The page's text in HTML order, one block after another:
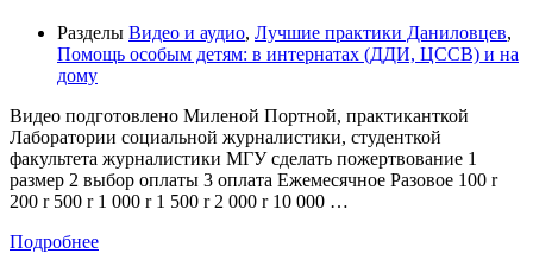
Разделы Видео и аудио, Лучшие практики Даниловцев,
Помощь особым детям: в интернатах (ДДИ, ЦССВ) и на
дому
Видео подготовлено Миленой Портной, практиканткой
Лаборатории социальной журналистики, студенткой
факультета журналистики МГУ сделать пожертвование 1
размер 2 выбор оплаты 3 оплата Ежемесячное Разовое 100 r
200 r 500 r 1 000 r 1 500 r 2 000 r 10 000 …
Подробнее